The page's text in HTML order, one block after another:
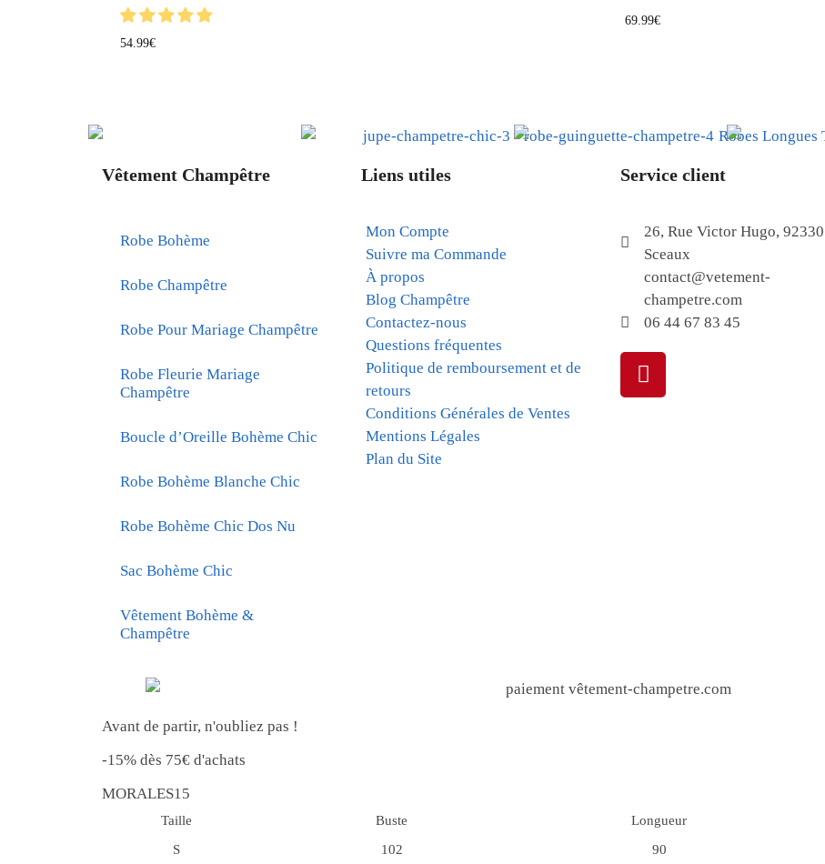
54.99€
69.99€
Vêtement Champêtre
Robe Bohème
Robe Champêtre
Robe Pour Mariage Champêtre
Robe Fleurie Mariage
Champêtre
Boucle d’Oreille Bohème Chic
Robe Bohème Blanche Chic
Robe Bohème Chic Dos Nu
Sac Bohème Chic
Vêtement Bohème &
Champêtre
Liens utiles
Mon Compte
Suivre ma Commande
À propos
Blog Champêtre
Contactez-nous
Questions fréquentes
Politique de remboursement et de
retours
Conditions Générales de Ventes
Mentions Légales
Plan du Site
Service client
26, Rue Victor Hugo, 92330
Sceaux
contact@vetement-
champetre.com
06 44 67 83 45
Avant de partir, n'oubliez pas !
-15% dès 75€ d'achats
MORALES15
Taille Buste Longueur
S
102 90